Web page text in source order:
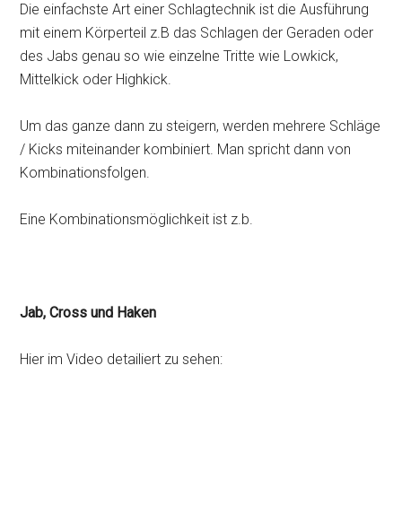
Die einfachste Art einer Schlagtechnik ist die Ausführung
mit einem Körperteil z.B das Schlagen der Geraden oder
des Jabs genau so wie einzelne Tritte wie Lowkick,
Mittelkick oder Highkick.
Um das ganze dann zu steigern, werden mehrere Schläge
/ Kicks miteinander kombiniert. Man spricht dann von
Kombinationsfolgen.
Eine Kombinationsmöglichkeit ist z.b.
Jab, Cross und Haken
Hier im Video detailiert zu sehen: